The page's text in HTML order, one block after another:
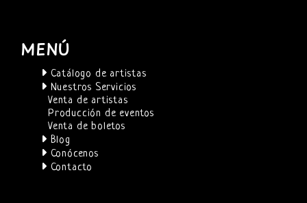
MENÚ
Catálogo de artistas
Nuestros Servicios
Venta de artistas
Producción de eventos
Venta de boletos
Blog
Conócenos
Contacto